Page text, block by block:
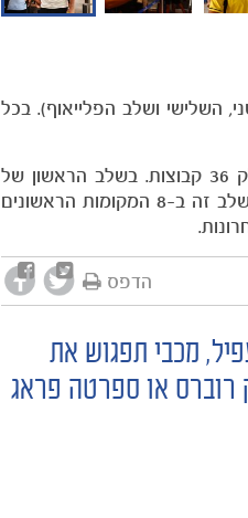
3 סיבובי מוקדמות (הסיבוב השני, השלישי ושלב הפלייאוף). בכל
כזכור, בעקבות שינוי השיטה ע"י אופ"א ליגת האלופות תתקיים העונה במתכונת שונה בה יקחו חלק 36 קבוצות. בשלב הראשון של
הליגה בת 36 הקבוצות תשחק כל קבוצה 8 משחקים (במקום 6 עד היום). 8 המועדונים שיסיימו את שלב זה ב-8 המקומות הראשונים
הדפס
מכבי תפגוש את
רוברס או ספרטה פראג